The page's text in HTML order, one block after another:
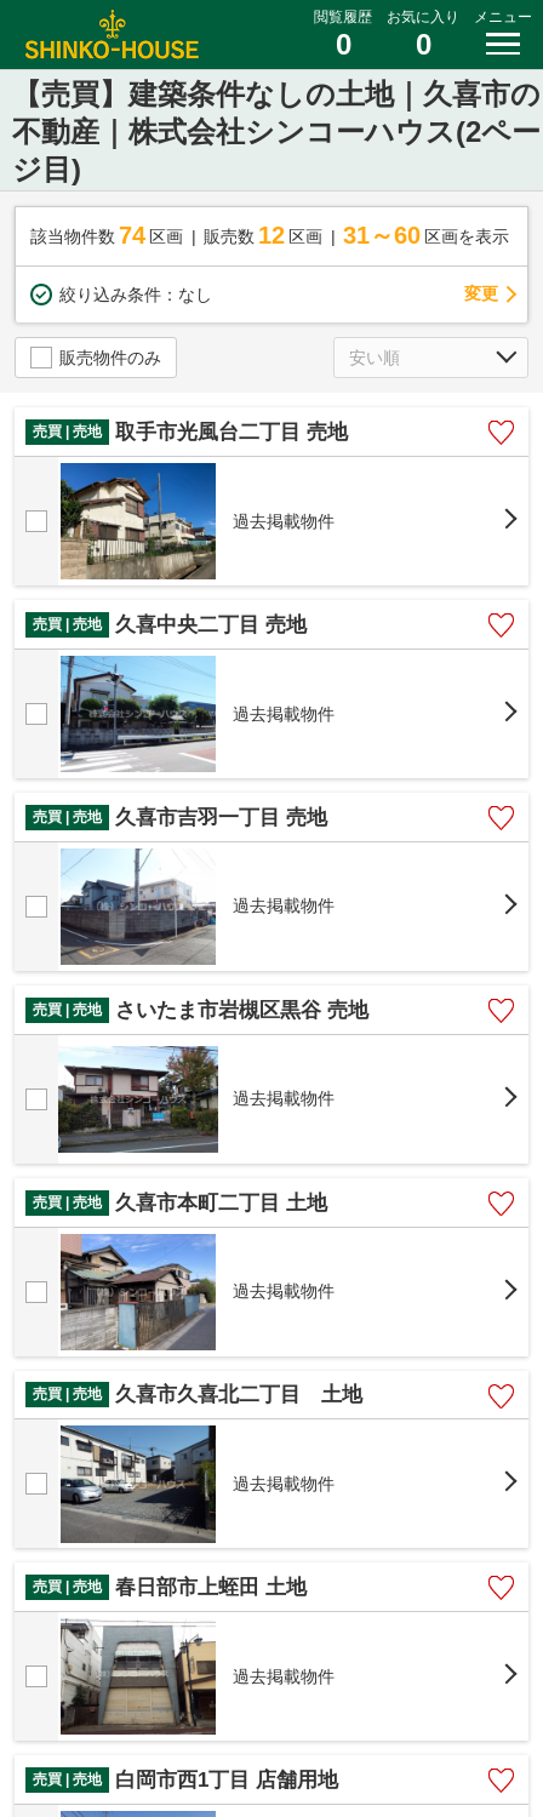
閲覧履歴
0
お気に入り
0
メニュー
【売買】建築条件なしの土地｜久喜市の
不動産｜株式会社シンコーハウス(2ペー
ジ目)
該当物件数 74 区画 販売数 12 区画 31～60 区画を表示
絞り込み条件： なし 変更
販売物件のみ
売買 | 売地 取手市光風台二丁目 売地
過去掲載物件
売買 | 売地 久喜中央二丁目 売地
過去掲載物件
売買 | 売地 久喜市吉羽一丁目 売地
過去掲載物件
売買 | 売地 さいたま市岩槻区黒谷 売地
過去掲載物件
売買 | 売地 久喜市本町二丁目 土地
過去掲載物件
売買 | 売地 久喜市久喜北二丁目 土地
過去掲載物件
売買 | 売地 春日部市上蛭田 土地
過去掲載物件
売買 | 売地 白岡市西1丁目 店舗用地